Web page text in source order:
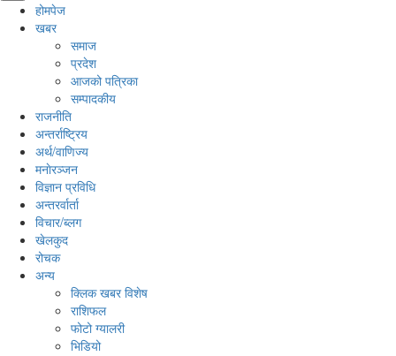
होमपेज
खबर
समाज
प्रदेश
आजको पत्रिका
सम्पादकीय
राजनीति
अन्तर्राष्ट्रिय
अर्थ/वाणिज्य
मनाेरञ्जन
विज्ञान प्रविधि
अन्तरर्वार्ता
विचार/ब्लग
खेलकुद
रोचक
अन्य
क्लिक खबर विशेष
राशिफल
फोटो ग्यालरी
भिडियो